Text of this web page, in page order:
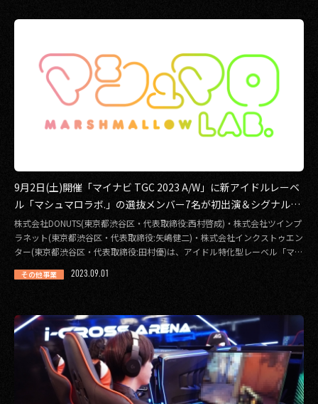
9月2日(土)開催「マイナビ TGC 2023 A/W」に新アイドルレーベ
ル「マシュマロラボ.」の選抜メンバー7名が初出演＆シグナルソ
ングを初披露！
株式会社DONUTS(東京都渋⾕区・代表取締役:⻄村啓成)・株式会社ツインプ
ラネット(東京都渋⾕区・代表取締役:⽮嶋健⼆)・株式会社インクストゥエン
ター(東京都渋⾕区・代表取締役:⽥村優)は、アイドル特化型レーベル「マシ
その他事業 2023.09.01